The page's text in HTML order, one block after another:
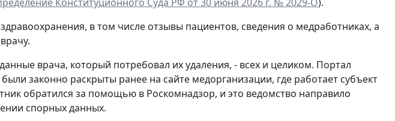
в том числе отзывы пациентов, сведения о медработниках, а
врача, который потребовал их удаления, - всех и целиком. Портал
законно раскрыты ранее на сайте медорганизации, где работает субъект
обратился за помощью в Роскомнадзор, и это ведомство направило
спорных данных.